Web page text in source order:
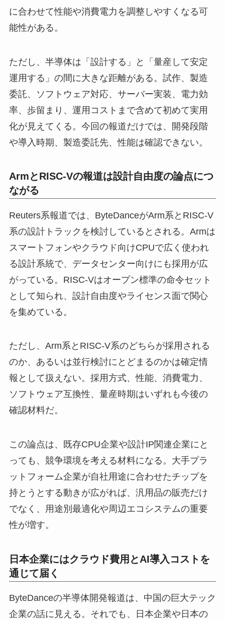
に合わせて性能や消費電力を調整しやすくなる可
能性がある。
ただし、半導体は「設計する」と「量産して安定
運用する」の間に大きな距離がある。試作、製造
委託、ソフトウェア対応、サーバー実装、電力効
率、歩留まり、運用コストまで含めて初めて実用
化が見えてくる。今回の報道だけでは、開発段階
や導入時期、製造委託先、性能は確認できない。
ArmとRISC-Vの報道は設計自由度の論点につ
ながる
Reuters系報道では、ByteDanceがArm系とRISC-V
系の設計トラックを検討しているとされる。Armは
スマートフォンやクラウド向けCPUで広く使われ
る設計系統で、データセンター向けにも採用が広
がっている。RISC-Vはオープン標準の命令セット
として知られ、設計自由度やライセンス面で関心
を集めている。
ただし、Arm系とRISC-V系のどちらが採用される
のか、あるいは並行検討にとどまるのかは確定情
報として扱えない。採用方式、性能、消費電力、
ソフトウェア互換性、量産時期はいずれも今後の
確認材料だ。
この論点は、既存CPU企業や設計IP関連企業にと
っても、競争環境を考える材料になる。大手プラ
ットフォーム企業が自社用途に合わせたチップを
持とうとする動きが広がれば、汎用品の販売だけ
でなく、用途別最適化や周辺エコシステムの重要
性が増す。
日本企業にはクラウド費用とAI導入コストを
通じて届く
ByteDanceの半導体開発報道は、中国の巨大テック
企業の話に見える。それでも、日本企業や日本の